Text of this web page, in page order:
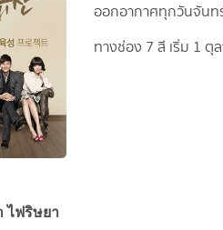
ออกอากาศทุกวันจันท
ทางช่อง 7 สี เริ่ม 1 ตุ
ไฟริษยา